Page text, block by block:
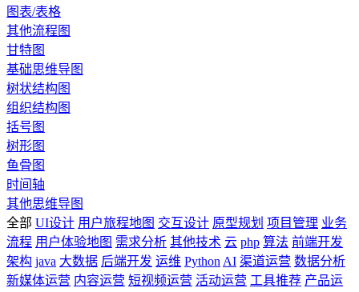
图表/表格
其他流程图
甘特图
基础思维导图
树状结构图
组织结构图
括号图
树形图
鱼骨图
时间轴
其他思维导图
全部 UI设计 用户旅程地图 交互设计 原型规划 项目管理 业务
流程 用户体验地图 需求分析 其他技术 云 php 算法 前端开发
架构 java 大数据 后端开发 运维 Python AI 渠道运营 数据分析
新媒体运营 内容运营 短视频运营 活动运营 工具推荐 产品运